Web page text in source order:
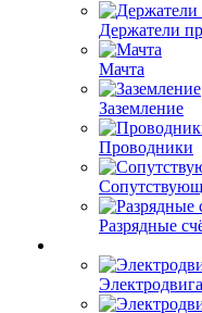
Держатели
Мачта
Заземление
Проводники
Разрядные